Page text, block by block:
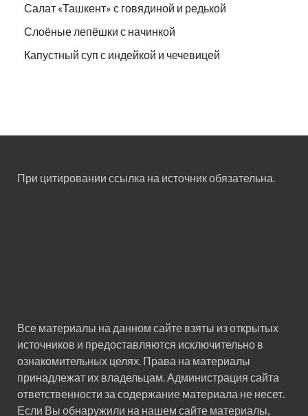
Салат «Ташкент» с говядиной и редькой
Слоёные лепёшки с начинкой
Капустный суп с индейкой и чечевицей
При цитировании ссылка на источник обязательна.
Все материалы на данном сайте взяты из открытых
источников и предоставляются исключительно в
ознакомительных целях. Права на материалы
принадлежат их владельцам. Администрация сайта
ответственности за содержание материала не несет.
Если Вы обнаружили на нашем сайте материалы,